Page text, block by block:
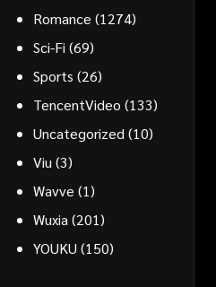
Romance (1274)
Sci-Fi (69)
Sports (26)
TencentVideo (133)
Uncategorized (10)
Viu (3)
Wavve (1)
Wuxia (201)
YOUKU (150)